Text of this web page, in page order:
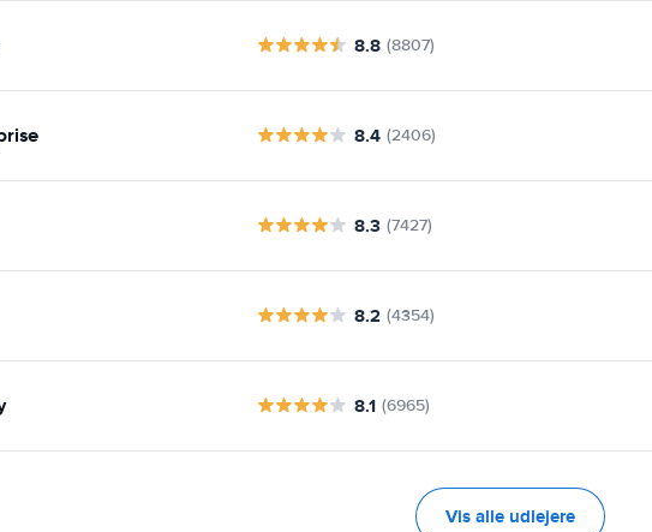
8.8 (8807)
8.4 (2406)
8.3 (7427)
8.2 (4354)
8.1 (6965)
Vis alle udlejere